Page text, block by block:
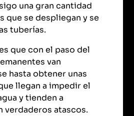
una gran cantidad
que se despliegan y se
tuberías.
que con el paso del
van
hasta obtener unas
llegan a impedir el
y tienden a
verdaderos atascos.